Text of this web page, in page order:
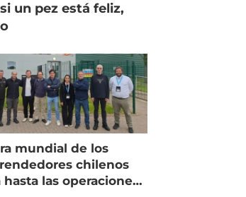
un pez está feliz,
mundial de los
chilenos
hasta las operaciones